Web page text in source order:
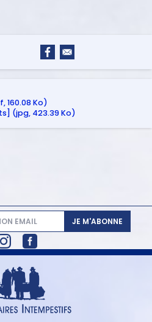
160.08 Ko)
(jpg, 423.39 Ko)
JE M'ABONNE